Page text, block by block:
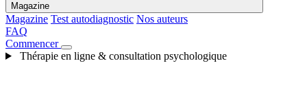
Magazine
Magazine Test autodiagnostic Nos auteurs
FAQ
Commencer
Thérapie en ligne & consultation psychologique